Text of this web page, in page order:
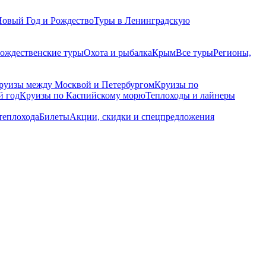
Год и РождествоТуры в Ленинградскую
турыОхота и рыбалкаКрымВсе турыРегионы,
между Москвой и ПетербургомКруизы по
годКруизы по Каспийскому морюТеплоходы и лайнеры
БилетыАкции, скидки и спецпредложения